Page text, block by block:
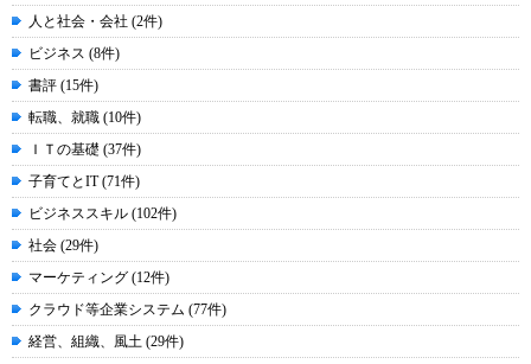
人と社会・会社 (2件)
ビジネス (8件)
書評 (15件)
転職、就職 (10件)
ＩＴの基礎 (37件)
子育てとIT (71件)
ビジネススキル (102件)
社会 (29件)
マーケティング (12件)
クラウド等企業システム (77件)
経営、組織、風土 (29件)